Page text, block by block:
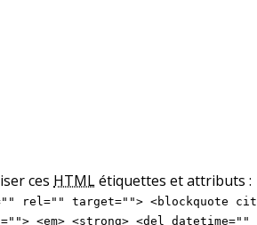
ces HTMLétiquettes et attributs :
rel="" target=""> <blockquote
<em> <strong> <del